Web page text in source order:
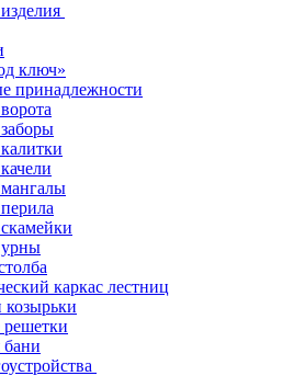
ключ»
принадлежности
каркас лестниц